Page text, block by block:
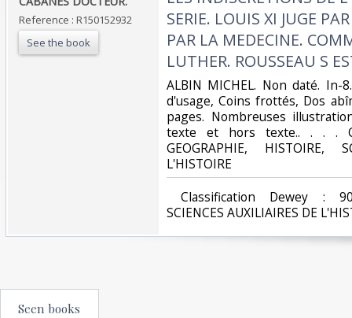
Reference : R150152932
See the book
SERIE. LOUIS XI JUGE
PAR LA MEDECINE.
LUTHER. ROUSSEAU S
‎ALBIN MICHEL. Non daté. In-
d'usage, Coins frottés, Dos
pages. Nombreuses
texte et hors texte.. . . .
GEOGRAPHIE, HISTOIRE,
L'HISTOIRE‎
Classification Dewey :
SCIENCES AUXILIAIRES DE
Seen books